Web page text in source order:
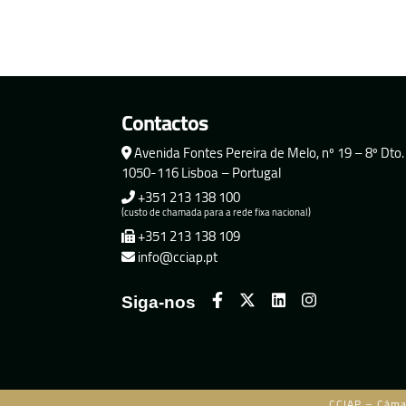
Contactos
Avenida Fontes Pereira de Melo, nº 19 – 8º Dto.
1050-116 Lisboa – Portugal
+351 213 138 100
(custo de chamada para a rede fixa nacional)
+351 213 138 109
info@cciap.pt
Siga-nos